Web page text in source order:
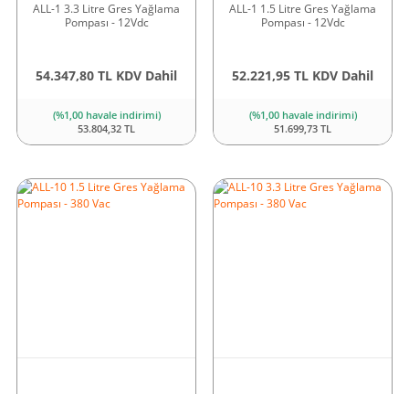
ALL-1 3.3 Litre Gres Yağlama
Pompası - 12Vdc
54.347,80 TL KDV Dahil
(%1,00 havale indirimi)
53.804,32 TL
ALL-1 1.5 Litre Gres Yağlama
Pompası - 12Vdc
52.221,95 TL KDV Dahil
(%1,00 havale indirimi)
51.699,73 TL